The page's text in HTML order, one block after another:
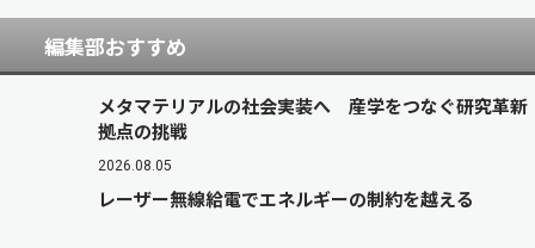
編集部おすすめ
メタマテリアルの社会実装へ 産学をつなぐ研究革新
拠点の挑戦
2026.08.05
レーザー無線給電でエネルギーの制約を越える